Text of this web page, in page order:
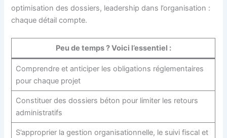
optimisation des dossiers, leadership dans l’organisation :
chaque détail compte.
Peu de temps ? Voici l’essentiel :
Comprendre et anticiper les obligations réglementaires
pour chaque projet
Constituer des dossiers béton pour limiter les retours
administratifs
S’approprier la gestion organisationnelle, le suivi fiscal et